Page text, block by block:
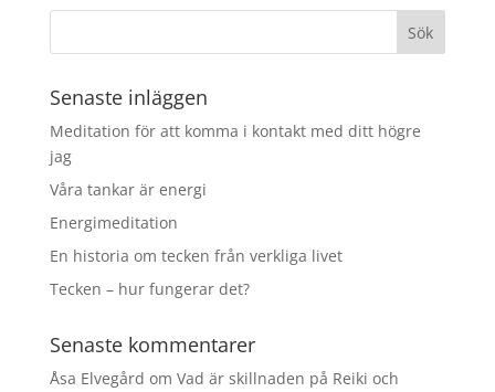
e
b
o
o
er l
Senaste inläggen
Meditation för att komma i kontakt med ditt högre
jag
Våra tankar är energi
Energimeditation
En historia om tecken från verkliga livet
Tecken – hur fungerar det?
Senaste kommentarer
Åsa Elvegård om Vad är skillnaden på Reiki och